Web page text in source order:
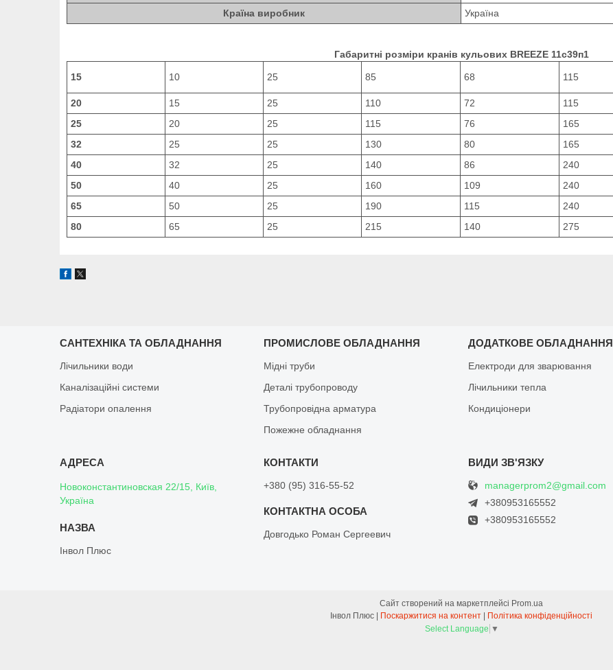
Країна виробник
Україна
Габаритні розміри кранів кульових BREEZE 11с39п1
15 10 25 85 68 115
20 15 25 110 72 115
25
20 25 115 76 165
32
25 25 130 80 165
40
32 25 140 86 240
50
40 25 160 109 240
65
50 25 190 115 240
80
65 25 215 140 275
САНТЕХНІКА ТА ОБЛАДНАННЯ
Лічильники води
Каналізаційні системи
Радіатори опалення
ПРОМИСЛОВЕ ОБЛАДНАННЯ
Мідні труби
Деталі трубопроводу
Трубопровідна арматура
Пожежне обладнання
ДОДАТКОВЕ ОБЛАДНАННЯ
Електроди для зварювання
Лічильники тепла
Кондиціонери
Новоконстантиновская 22/15, Київ,
Україна
Інвол Плюс
+380 (95) 316-55-52
Довгодько Роман Сергеевич
managerprom2@gmail.com
+380953165552
+380953165552
Сайт створений на маркетплейсі Prom.ua
Поскаржитися на контент
Політика конфіденційності
Select Language ▼